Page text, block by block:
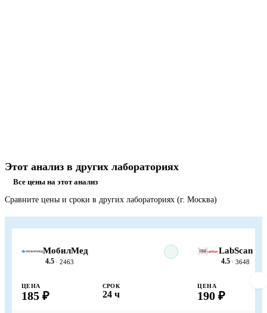
Этот анализ в других лабораториях
Все цены на этот анализ
Сравните цены и сроки в других лабораториях (г. Москва)
МобилМед
4.5 · 2463
ЦЕНА
185 ₽
СРОК
24 ч
LabScan
4.5 · 3648
ЦЕНА
190 ₽